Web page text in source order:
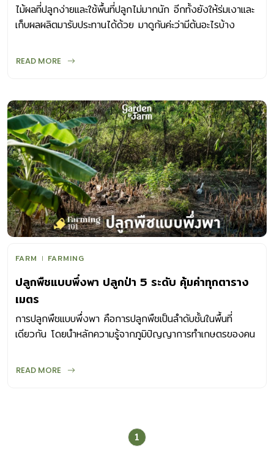
ไม้ผลที่ปลูกง่ายและใช้พื้นที่ปลูกไม่มากนัก อีกทั้งยังให้ร่มเงาและ
เก็บผลผลิตมารับประทานได้ด้วย มาดูกันค่ะว่ามีต้นอะไรบ้าง
READ MORE
FARM FARMING
ปลูกพืชแบบพึ่งพา ปลูกป่า 5 ระดับ คุ้มค่าทุกตาราง
เมตร
การปลูกพืชแบบพึ่งพา คือการปลูกพืชเป็นลำดับชั้นในพื้นที่
เดียวกัน โดยนำหลักความรู้จากภูมิปัญญาการทำเกษตรของคน
READ MORE
1